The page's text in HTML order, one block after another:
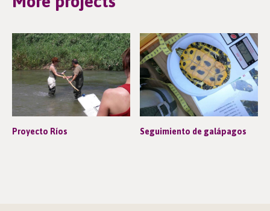
Proyecto Ríos Seguimiento de galápagos